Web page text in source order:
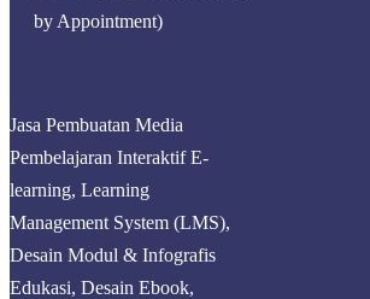
by Appointment)
Jasa Pembuatan Media
Pembelajaran Interaktif E-
learning, Learning
Management System (LMS),
Desain Modul & Infografis
Edukasi, Desain Ebook,